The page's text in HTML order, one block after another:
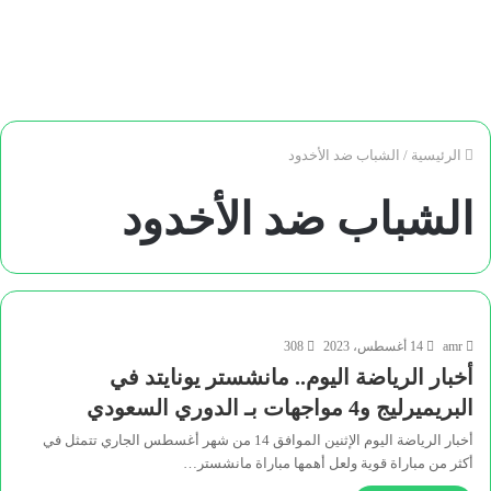
الرئيسية / الشباب ضد الأخدود
الشباب ضد الأخدود
amr 14 أغسطس، 2023 308
أخبار الرياضة اليوم.. مانشستر يونايتد في
البريميرليج و4 مواجهات بـ الدوري السعودي
أخبار الرياضة اليوم الإثنين الموافق 14 من شهر أغسطس الجاري تتمثل في
أكثر من مباراة قوية ولعل أهمها مباراة مانشستر…